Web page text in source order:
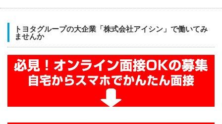
トヨタグループの大企業「株式会社アイシン」で働いてみ
ませんか